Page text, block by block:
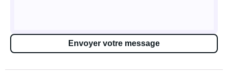
Envoyer votre message